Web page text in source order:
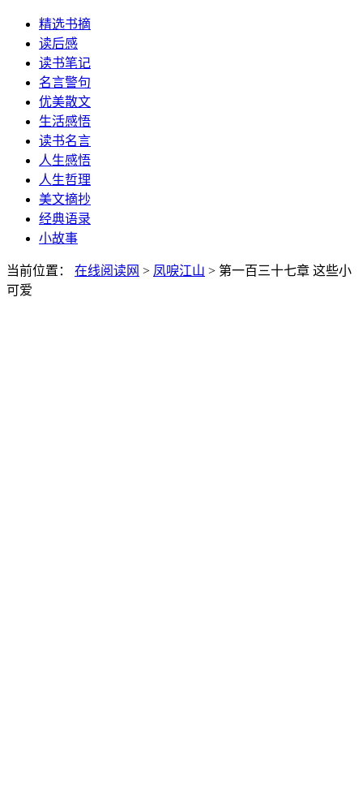
精选书摘
读后感
读书笔记
名言警句
优美散文
生活感悟
读书名言
人生感悟
人生哲理
美文摘抄
经典语录
小故事
当前位置： 在线阅读网 > 凤唳江山 > 第一百三十七章 这些小
可爱